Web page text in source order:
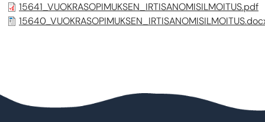
15641_VUOKRASOPIMUKSEN_IRTISANOMISILMOITUS.pdf